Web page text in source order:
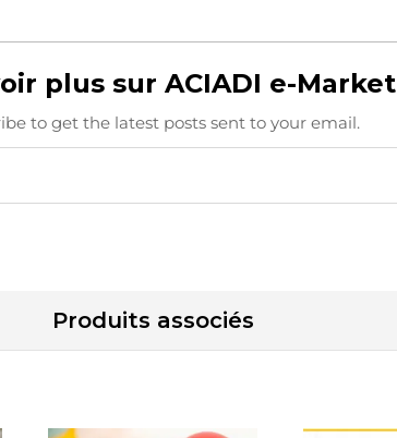
plus sur ACIADI e-Market
to get the latest posts sent to your email.
Produits associés